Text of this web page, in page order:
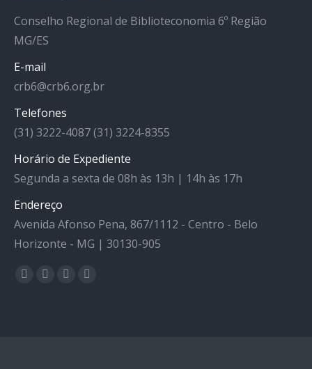
Conselho Regional de Biblioteconomia 6º Região
MG/ES
E-mail
crb6@crb6.org.br
Telefones
(31) 3222-4087 (31) 3224-8355
Horário de Expediente
Segunda a sexta de 08h às 13h | 14h às 17h
Endereço
Avenida Afonso Pena, 867/1112 - Centro - Belo
Horizonte - MG | 30130-905
FacebookYouTube
LinkedinInstagram